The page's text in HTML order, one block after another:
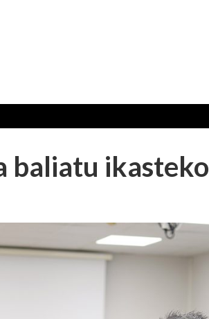
baliatu ikasteko